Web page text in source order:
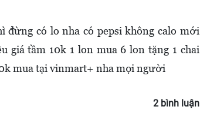
có lo nha có pepsi không calo mới
giá tầm 10k 1 lon mua 6 lon tặng 1 chai
mua tại vinmart+ nha mọi người
2 bình luận